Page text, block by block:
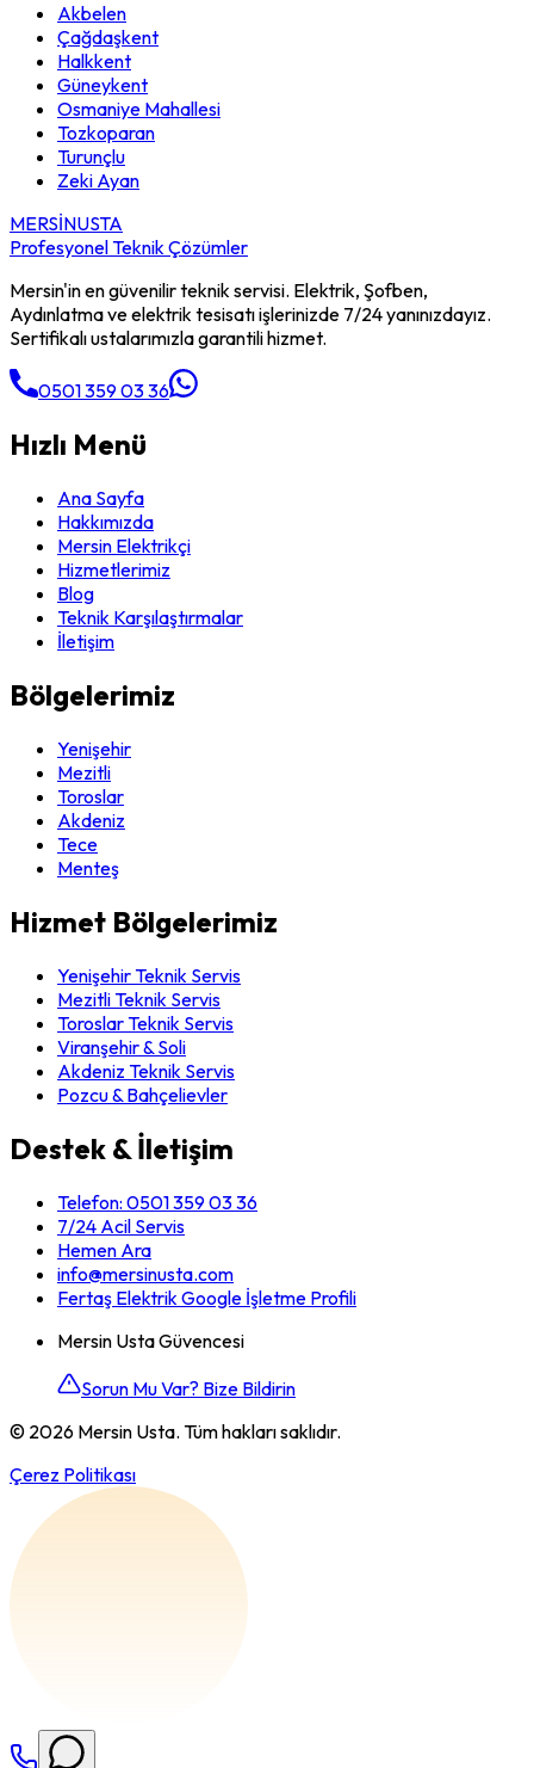
Akbelen
Çağdaşkent
Halkkent
Güneykent
Osmaniye Mahallesi
Tozkoparan
Turunçlu
Zeki Ayan
MERSİNUSTA
Profesyonel Teknik Çözümler
Mersin'in en güvenilir teknik servisi. Elektrik, Şofben,
Aydınlatma ve elektrik tesisatı işlerinizde 7/24 yanınızdayız.
Sertifikalı ustalarımızla garantili hizmet.
0501 359 03 36
Hızlı Menü
Ana Sayfa
Hakkımızda
Mersin Elektrikçi
Hizmetlerimiz
Blog
Teknik Karşılaştırmalar
İletişim
Bölgelerimiz
Yenişehir
Mezitli
Toroslar
Akdeniz
Tece
Menteş
Hizmet Bölgelerimiz
Yenişehir Teknik Servis
Mezitli Teknik Servis
Toroslar Teknik Servis
Viranşehir & Soli
Akdeniz Teknik Servis
Pozcu & Bahçelievler
Destek & İletişim
Telefon: 0501 359 03 36
7/24 Acil Servis
Hemen Ara
info@mersinusta.com
Fertaş Elektrik Google İşletme Profili
Mersin Usta Güvencesi
Sorun Mu Var? Bize Bildirin
© 2026 Mersin Usta. Tüm hakları saklıdır.
Çerez Politikası